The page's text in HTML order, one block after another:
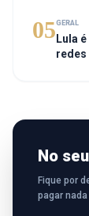
05GERAL
Lula
No
Fique por
pagar